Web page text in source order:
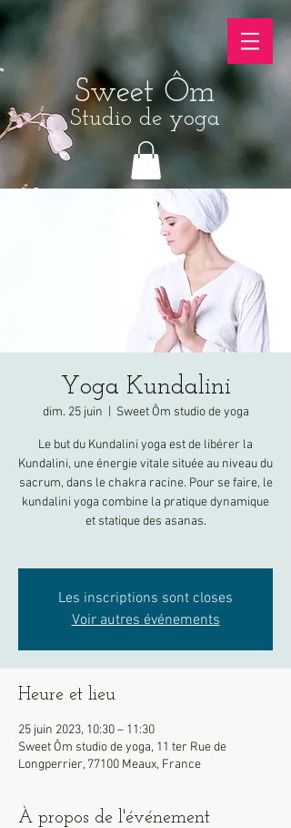
Sweet Ôm
Studio de yoga
Yoga Kundalini
dim. 25 juin Sweet Ôm studio de yoga
Le but du Kundalini yoga est de libérer la
Kundalini, une énergie vitale située au niveau du
sacrum, dans le chakra racine. Pour se faire, le
kundalini yoga combine la pratique dynamique
et statique des asanas.
Les inscriptions sont closes
Voir autres événements
Heure et lieu
25 juin 2023, 10:30 – 11:30
Sweet Ôm studio de yoga, 11 ter Rue de
Longperrier, 77100 Meaux, France
À propos de l'événement